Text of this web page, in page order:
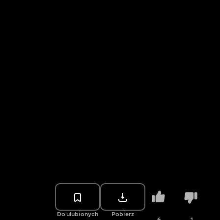
Do ulubionych Pobierz